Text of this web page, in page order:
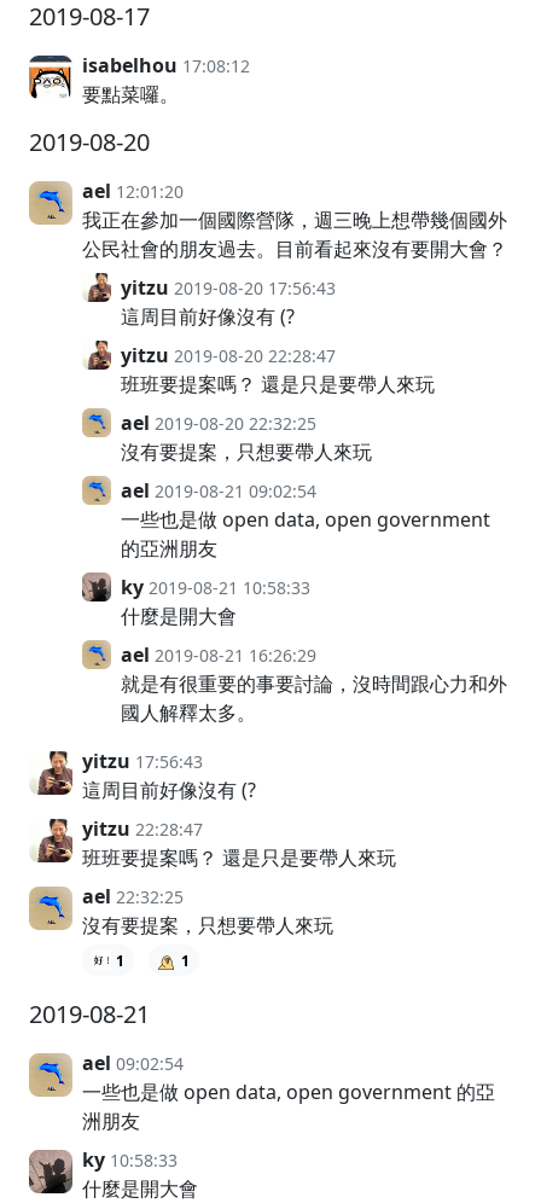
2019-08-17
isabelhou 17:08:12
要點菜囉。
2019-08-20
ael 12:01:20
我正在參加一個國際營隊，週三晚上想帶幾個國外
公民社會的朋友過去。目前看起來沒有要開大會？
yitzu 2019-08-20 17:56:43
這周目前好像沒有 (?
yitzu 2019-08-20 22:28:47
班班要提案嗎？ 還是只是要帶人來玩
ael 2019-08-20 22:32:25
沒有要提案，只想要帶人來玩
ael 2019-08-21 09:02:54
一些也是做 open data, open government
的亞洲朋友
ky 2019-08-21 10:58:33
什麼是開大會
ael 2019-08-21 16:26:29
就是有很重要的事要討論，沒時間跟心力和外
國人解釋太多。
yitzu 17:56:43
這周目前好像沒有 (?
yitzu 22:28:47
班班要提案嗎？ 還是只是要帶人來玩
ael 22:32:25
沒有要提案，只想要帶人來玩
1 1
2019-08-21
ael 09:02:54
一些也是做 open data, open government 的亞
洲朋友
ky 10:58:33
什麼是開大會